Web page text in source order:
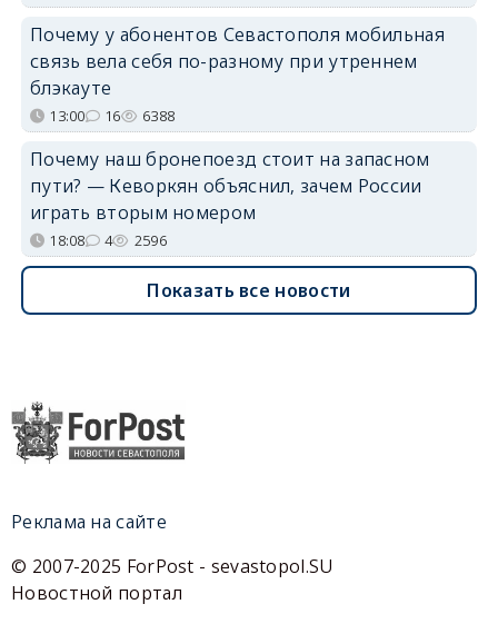
Почему у абонентов Севастополя мобильная
связь вела себя по-разному при утреннем
блэкауте
13:00 16 6388
Почему наш бронепоезд стоит на запасном
пути? — Кеворкян объяснил, зачем России
играть вторым номером
18:08 4 2596
Показать все новости
Реклама на сайте
© 2007-2025 ForPost - sevastopol.SU
Новостной портал